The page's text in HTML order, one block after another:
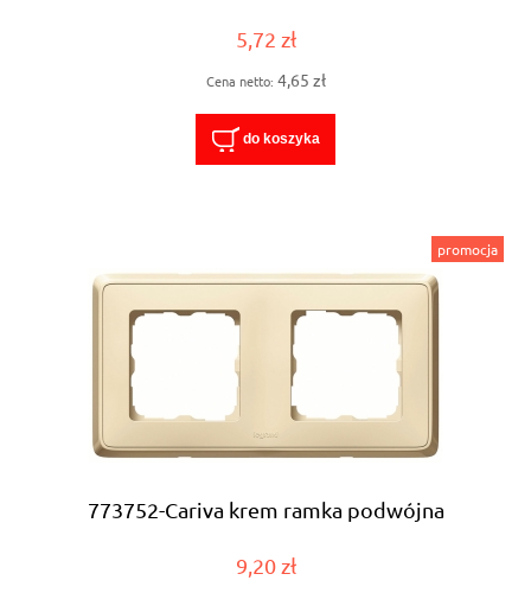
5,72 zł
Cena netto: 4,65 zł
do koszyka
773752-Cariva krem ramka podwójna
9,20 zł
promocja